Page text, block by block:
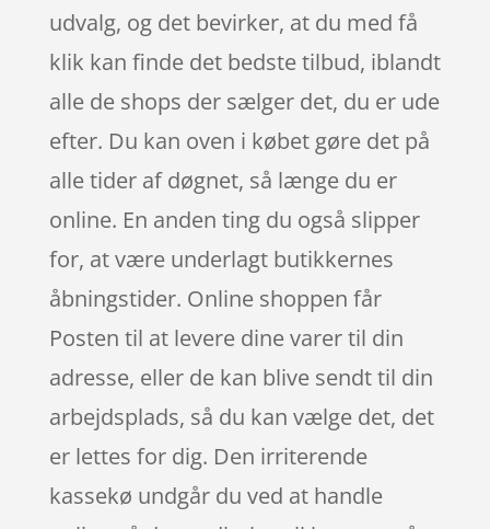
udvalg, og det bevirker, at du med få
klik kan finde det bedste tilbud, iblandt
alle de shops der sælger det, du er ude
efter. Du kan oven i købet gøre det på
alle tider af døgnet, så længe du er
online. En anden ting du også slipper
for, at være underlagt butikkernes
åbningstider. Online shoppen får
Posten til at levere dine varer til din
adresse, eller de kan blive sendt til din
arbejdsplads, så du kan vælge det, det
er lettes for dig. Den irriterende
kassekø undgår du ved at handle